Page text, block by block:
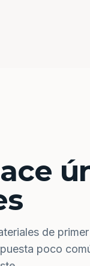
de
poco